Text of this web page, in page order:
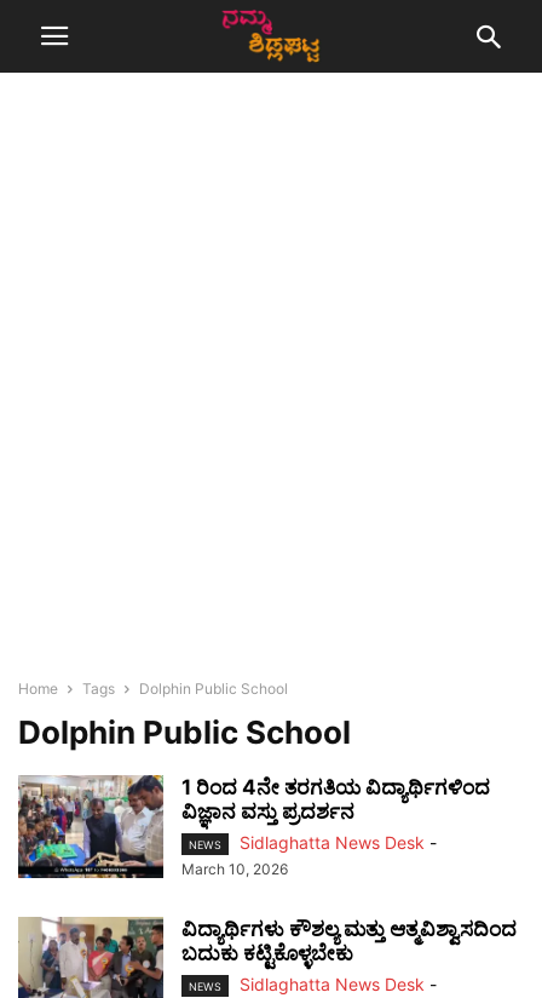
Home Tags Dolphin Public School
Dolphin Public School
1 ರಿಂದ 4ನೇ ತರಗತಿಯ ವಿದ್ಯಾರ್ಥಿಗಳಿಂದ
ವಿಜ್ಞಾನ ವಸ್ತು ಪ್ರದರ್ಶನ
NEWS Sidlaghatta News Desk -
March 10, 2026
ವಿದ್ಯಾರ್ಥಿಗಳು ಕೌಶಲ್ಯ ಮತ್ತು ಆತ್ಮವಿಶ್ವಾಸದಿಂದ
ಬದುಕು ಕಟ್ಟಿಕೊಳ್ಳಬೇಕು
NEWS Sidlaghatta News Desk -